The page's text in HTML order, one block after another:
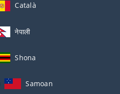
Català
नेपाली
Shona
Samoan